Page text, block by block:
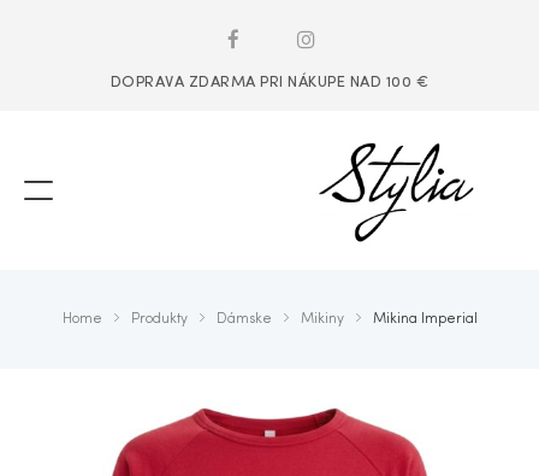
DOPRAVA ZDARMA PRI NÁKUPE NAD 100 €
Home Produkty Dámske Mikiny Mikina Imperial